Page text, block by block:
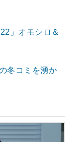
」オモシロ＆
冬コミを湧か